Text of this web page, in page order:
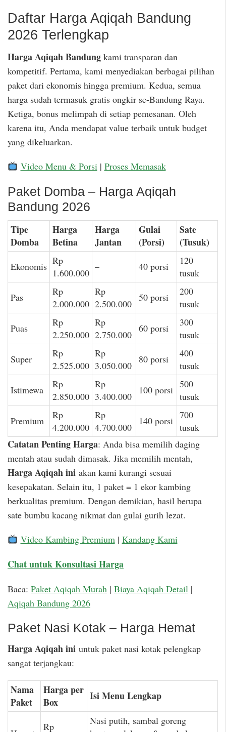
Daftar Harga Aqiqah Bandung
2026 Terlengkap
Harga Aqiqah Bandung kami transparan dan
kompetitif. Pertama, kami menyediakan berbagai pilihan
paket dari ekonomis hingga premium. Kedua, semua
harga sudah termasuk gratis ongkir se-Bandung Raya.
Ketiga, bonus melimpah di setiap pemesanan. Oleh
karena itu, Anda mendapat value terbaik untuk budget
yang dikeluarkan.
Video Menu & Porsi| Proses Memasak
Paket Domba – Harga Aqiqah
Bandung 2026
Tipe
Domba
Harga
Betina
Harga
Jantan
Gulai
(Porsi)
Sate
(Tusuk)
Ekonomis Rp
1.600.000
– 40 porsi
120
tusuk
Pas
Rp
2.000.000
Rp
2.500.000
50 porsi
200
tusuk
Puas
Rp
2.250.000
Rp
2.750.000
60 porsi
300
tusuk
Super
Rp
2.525.000
Rp
3.050.000
80 porsi
400
tusuk
Istimewa
Rp
2.850.000
Rp
3.400.000
100 porsi 500
tusuk
Premium
Rp
4.200.000
Rp
4.700.000
140 porsi 700
tusuk
Catatan Penting Harga: Anda bisa memilih daging
mentah atau sudah dimasak. Jika memilih mentah,
Harga Aqiqah ini akan kami kurangi sesuai
kesepakatan. Selain itu, 1 paket = 1 ekor kambing
berkualitas premium. Dengan demikian, hasil berupa
sate bumbu kacang nikmat dan gulai gurih lezat.
Video Kambing Premium| Kandang Kami
Chat untuk Konsultasi Harga
Baca: Paket Aqiqah Murah | Biaya Aqiqah Detail |
Aqiqah Bandung 2026
Paket Nasi Kotak – Harga Hemat
Harga Aqiqah ini untuk paket nasi kotak pelengkap
sangat terjangkau:
Nama
Paket
Harga per
Box
Isi Menu Lengkap
Rp
Nasi putih, sambal goreng